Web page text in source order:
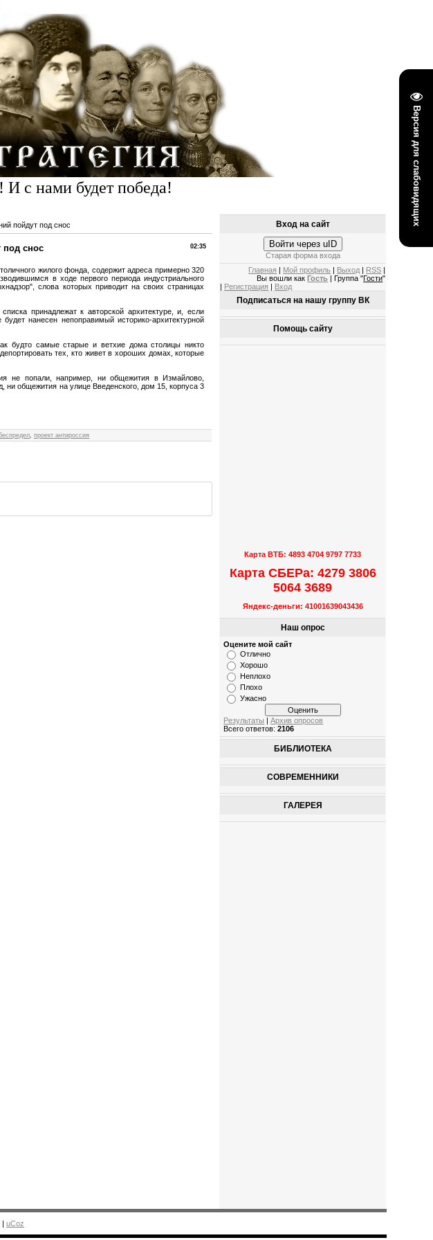
Версия для слабовидящих
И с нами будет победа!
пойдут под снос
02:35
под снос
жилого фонда, содержит адреса примерно 320
в ходе первого периода индустриального
слова которых приводит на своих страницах
принадлежат к авторской архитектуре, и, если
нанесен непоправимый историко-архитектурной
будто самые старые и ветхие дома столицы никто
тех, кто живет в хороших домах, которые
не попали, например, ни общежития в Измайлово,
ни общежития на улице Введенского, дом 15, корпуса 3
,проект антироссия
Вход на сайт
Войти через uID
Старая форма входа
Главная
Мой профиль Выход RSS
Вы вошли как Гость | Группа "Гости"
Регистрация Вход
Подписаться на нашу группу ВК
Помощь сайту
Карта ВТБ: 4893 4704 9797 7733
Карта СБЕРа: 4279 3806
5064 3689
Яндекс-деньги: 41001639043436
Наш опрос
Оцените мой сайт
Отлично
Хорошо
Неплохо
Плохо
Ужасно
Результаты |Архив опросов
Всего ответов:2106
БИБЛИОТЕКА
СОВРЕМЕННИКИ
ГАЛЕРЕЯ
uCoz